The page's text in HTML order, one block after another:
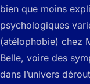
bien que moins
psychologiques
(atélophobie) chez
Belle, voire des
dans l’univers